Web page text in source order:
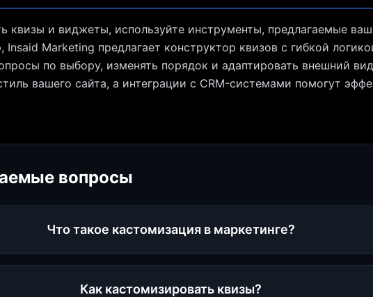
квизы и виджеты, используйте инструменты, предлагаемые
Marketing предлагает конструктор квизов с гибкой
по выбору, изменять порядок и адаптировать внешний
вашего сайта, а интеграции с CRM-системами помогут
вопросы
Что такое кастомизация в маркетинге?
Как кастомизировать квизы?